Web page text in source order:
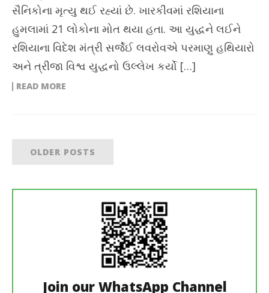
સૈનિકોના મૃત્યુ થઈ રહ્યાં છે. ખારકીવમાં રશિયાના
હુમલામાં 21 લોકોના મોત થયા હતા. આ યુદ્ધને લઈને
રશિયાના વિદેશ મંત્રી સર્જેઈ લવરોવએ પરમાણુ હથિયારો
અને ત્રીજા વિશ્વ યુદ્ધનો ઉલ્લેખ કર્યો […]
READ MORE
OLDER POSTS
Join our WhatsApp Channel